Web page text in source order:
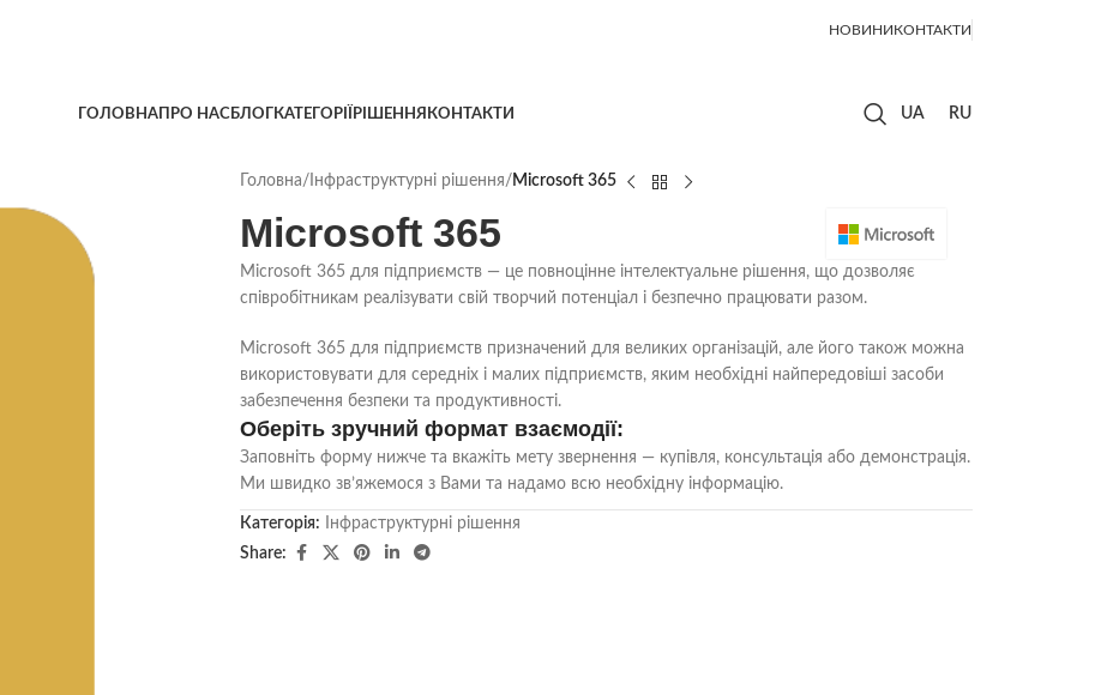
НОВИНИКОНТАКТИ
ГОЛОВНА ПРО НАСБЛОГКАТЕГОРІЇ РІШЕННЯ КОНТАКТИ
Головна/ Інфраструктурні рішення/ Microsoft 365
Microsoft 365
Microsoft 365 для підприємств — це повноцінне інтелектуальне рішення, що дозволяє
співробітникам реалізувати свій творчий потенціал і безпечно працювати разом.
Microsoft 365 для підприємств призначений для великих організацій, але його також можна
використовувати для середніх і малих підприємств, яким необхідні найпередовіші засоби
забезпечення безпеки та продуктивності.
Оберіть зручний формат взаємодії:
Заповніть форму нижче та вкажіть мету звернення — купівля, консультація або демонстрація.
Ми швидко зв’яжемося з Вами та надамо всю необхідну інформацію.
Категорія:
Інфраструктурні рішення
Share: